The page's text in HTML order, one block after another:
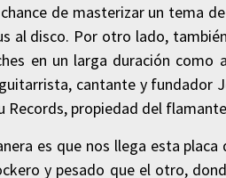
de masterizar un tema
al disco. Por otro lado,
en un larga duración como
cantante y fundador
Records, propiedad del
es que nos llega esta
y pesado que el otro,